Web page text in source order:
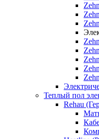
Теплый пол
Rehau